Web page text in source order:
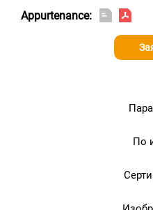
Appurtenance:
По